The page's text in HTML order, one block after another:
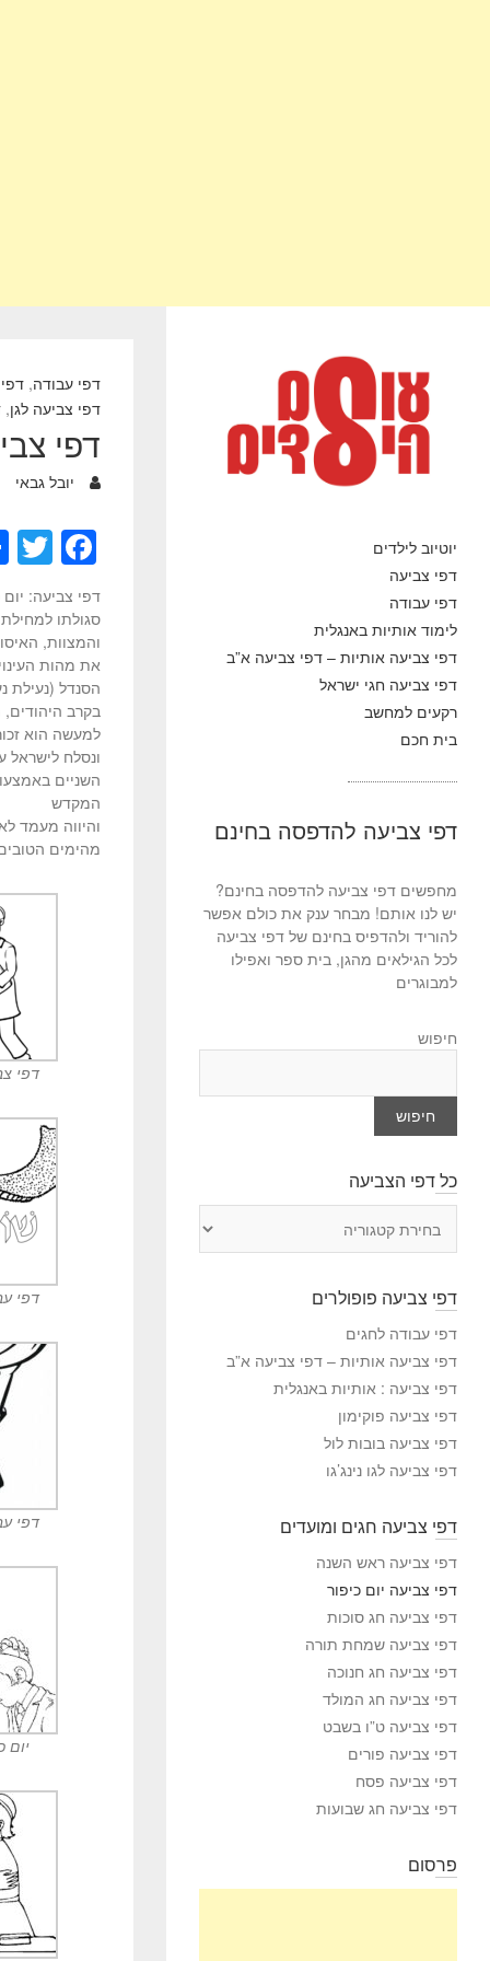
יוטיוב לילדים
דפי צביעה
דפי עבודה
לימוד אותיות באנגלית
דפי צביעה אותיות – דפי צביעה א”ב
דפי צביעה חגי ישראל
רקעים למחשב
בית חכם
דפי עבודה,
דפי צביעה לגן,
דפי צביעה יום
יובל גבאי
F
a
c
e
b
o
o
k
דפי צביעה:
סגולתו למחילת
והמצוות,
את מהות
הסנדל (נעילת
בקרב
למעשה הוא זכור
ונסלח
השניים
המקדש
והיווה מעמד
מהימים
דפי
דפי
דפי
יום
דפי צביעה להדפסה בחינם
מחפשים דפי צביעה להדפסה בחינם?
יש לנו אותם! מבחר ענק את כולם אפשר
להוריד ולהדפיס בחינם של דפי צביעה
לכל הגילאים מהגן, בית ספר ואפילו
למבוגרים
חיפוש
חיפוש
כל דפי הצביעה
י
ה
צ
י
ע
ה
דפי צביעה פופולרים
דפי עבודה לחגים
דפי צביעה אותיות – דפי צביעה א”ב
דפי צביעה : אותיות באנגלית
דפי צביעה פוקימון
דפי צביעה בובות לול
דפי צביעה לגו נינג’גו
דפי צביעה חגים ומועדים
דפי צביעה ראש השנה
דפי צביעה יום כיפור
דפי צביעה חג סוכות
דפי צביעה שמחת תורה
דפי צביעה חג חנוכה
דפי צביעה חג המולד
דפי צביעה ט”ו בשבט
דפי צביעה פורים
דפי צביעה פסח
דפי צביעה חג שבועות
פרסום